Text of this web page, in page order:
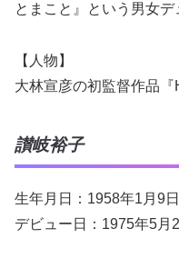
とまこと』という男女
【人物】
大林宣彦の初監督作品『
讃岐裕子
生年月日：1958年1月9日
デビュー日：1975年5月